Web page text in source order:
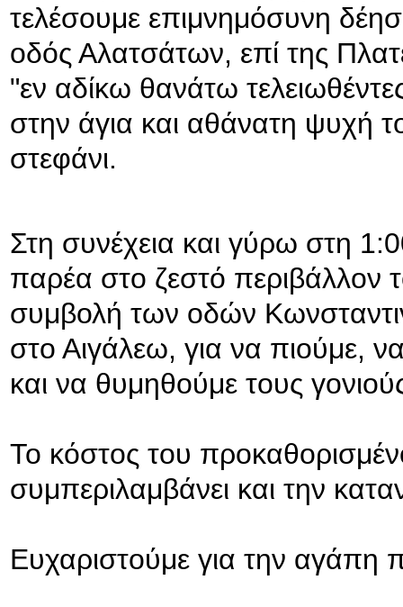
τελέσουμε επιμνημόσυνη
οδός Αλατσάτων, επί της
"εν αδίκω θανάτω
στην άγια και αθάνατη ψυχή
στεφάνι.
Στη συνέχεια και γύρω στη
παρέα στο ζεστό περιβάλλον
συμβολή των οδών
στο Αιγάλεω, για να πιούμε,
και να θυμηθούμε τους
Το κόστος του
συμπεριλαμβάνει και την
Ευχαριστούμε για την αγάπη